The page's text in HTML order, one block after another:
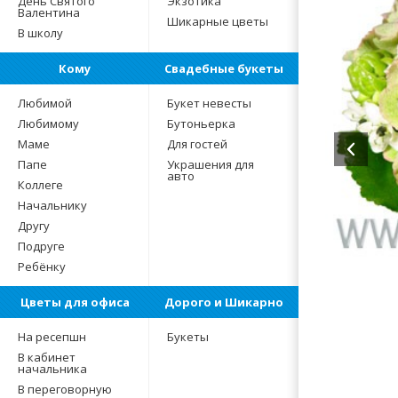
Валентина
В школу
Шикарные цветы
Кому
Любимой
Любимому
Маме
Папе
Коллеге
Начальнику
Другу
Подруге
Ребёнку
Свадебные букеты
Букет невесты
Бутоньерка
Для гостей
Украшения для
авто
Цветы для офиса
На ресепшн
В кабинет
начальника
В переговорную
Дорого и Шикарно
Букеты